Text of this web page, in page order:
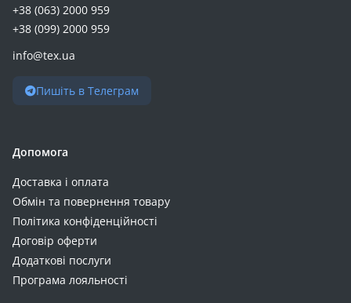
+38 (063) 2000 959
+38 (099) 2000 959
info@tex.ua
Пишіть в Телеграм
Допомога
Доставка і оплата
Обмін та повернення товару
Політика конфіденційності
Договір оферти
Додаткові послуги
Програма лояльності